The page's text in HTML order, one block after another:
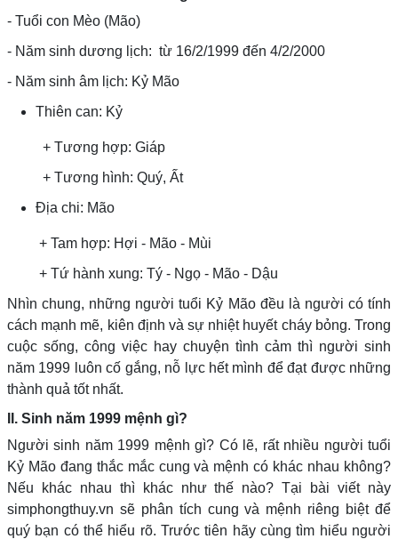
- Tuổi con Mèo (Mão)
- Năm sinh dương lịch: từ 16/2/1999 đến 4/2/2000
- Năm sinh âm lịch: Kỷ Mão
Thiên can: Kỷ
+ Tương hợp: Giáp
+ Tương hình: Quý, Ất
Địa chi: Mão
+ Tam hợp: Hợi - Mão - Mùi
+ Tứ hành xung: Tý - Ngọ - Mão - Dậu
Nhìn chung, những người tuổi Kỷ Mão đều là người có tính
cách mạnh mẽ, kiên định và sự nhiệt huyết cháy bỏng. Trong
cuộc sống, công việc hay chuyện tình cảm thì người sinh
năm 1999 luôn cố gắng, nỗ lực hết mình để đạt được những
thành quả tốt nhất.
II. Sinh năm 1999 mệnh gì?
Người sinh năm 1999 mệnh gì? Có lẽ, rất nhiều người tuổi
Kỷ Mão đang thắc mắc cung và mệnh có khác nhau không?
Nếu khác nhau thì khác như thế nào? Tại bài viết này
simphongthuy.vn sẽ phân tích cung và mệnh riêng biệt để
quý bạn có thể hiểu rõ. Trước tiên hãy cùng tìm hiểu người